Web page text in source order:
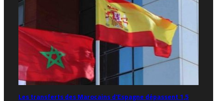
Les transferts des Marocains d’Espagne dépassent 1,5